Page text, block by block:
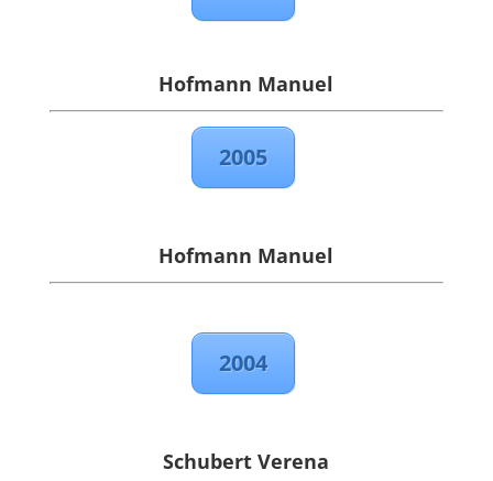
Hofmann Manuel
2005
Hofmann Manuel
2004
Schubert Verena